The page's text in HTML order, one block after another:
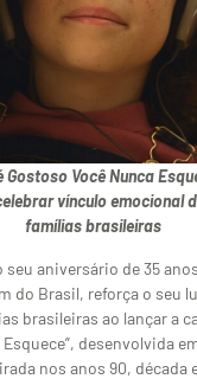
Gostoso Você Nunca
vínculo emocional
famílias brasileiras
aniversário de 35
do Brasil, reforça o seu
brasileiras ao lançar a
desenvolvida
nos anos 90, década